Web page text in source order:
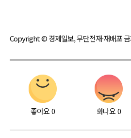
Copyright © 경제일보, 무단전재·재배포
좋아요0 화나요0